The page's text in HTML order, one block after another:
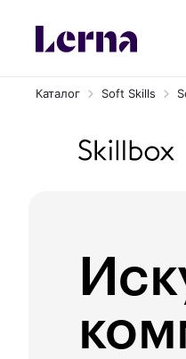
Каталог Soft Skills